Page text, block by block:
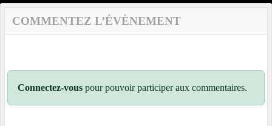
COMMENTEZ L’ÉVÈNEMENT
Connectez-vous pour pouvoir participer aux commentaires.